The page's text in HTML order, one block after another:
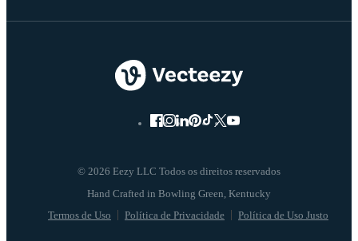
© 2026 Eezy LLC Todos os direitos reservados
Termos de Uso Política de Privacidade Política de Uso Justo